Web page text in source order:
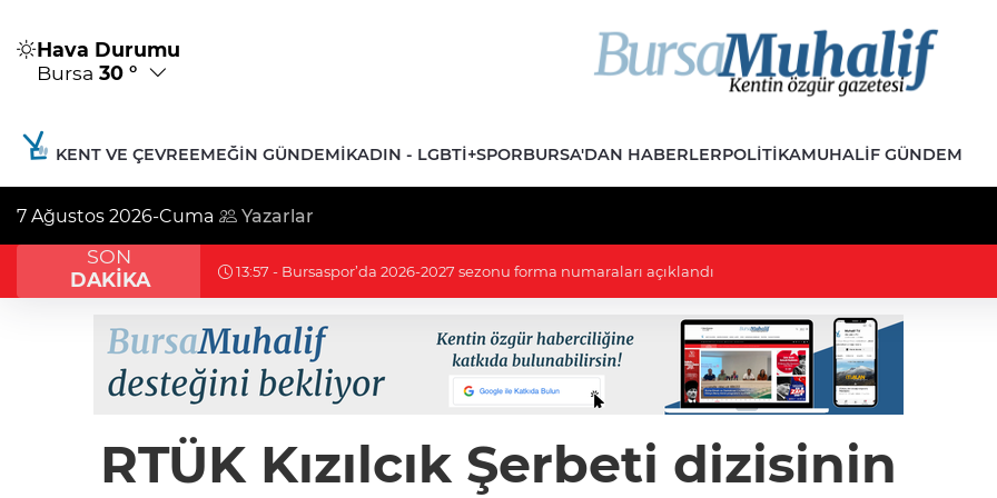
Hava Durumu
Bursa 30 °
KENT VE ÇEVREEMEĞIN GÜNDEMIKADIN - LGBTİ+SPORBURSA'DAN HABERLERPOLITIKAMUHALIF GÜNDEM
7 Ağustos 2026-Cuma Yazarlar
SON
DAKİKA
13:49 - Bursa'da eski CHP Gençlik Kolları Başkanı evinde ölü bulundu
RTÜK Kızılcık Şerbeti dizisinin